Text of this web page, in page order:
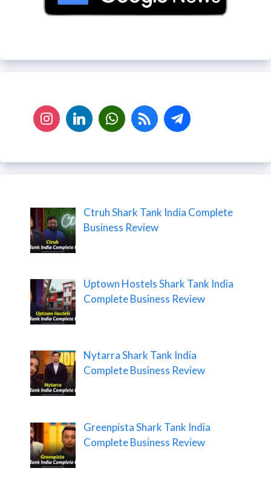
Ctruh Shark Tank India Complete
Business Review
Uptown Hostels Shark Tank India
Complete Business Review
Nytarra Shark Tank India
Complete Business Review
Greenpista Shark Tank India
Complete Business Review